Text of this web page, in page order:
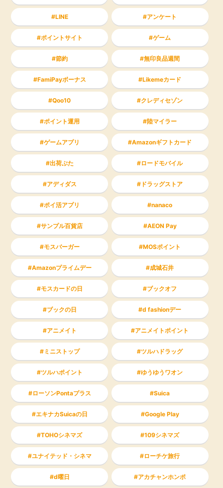
LINE アンケート
ポイントサイト ゲーム
節約 無印良品週間
FamiPayボーナス Likemeカード
Qoo10 クレディセゾン
ポイント運用 陸マイラー
ゲームアプリ Amazonギフトカード
出荷ぶた ロードモバイル
アディダス ドラッグストア
ポイ活アプリ nanaco
サンプル百貨店 AEON Pay
モスバーガー MOSポイント
Amazonプライムデー 成城石井
モスカードの日 ブックオフ
ブックの日 d fashionデー
アニメイト アニメイトポイント
ミニストップ ツルハドラッグ
ツルハポイント ゆうゆうワオン
ローソンPontaプラス Suica
エキナカSuicaの日 Google Play
TOHOシネマズ 109シネマズ
ユナイテッド・シネマ ローチケ旅行
d曜日 アカチャンホンポ